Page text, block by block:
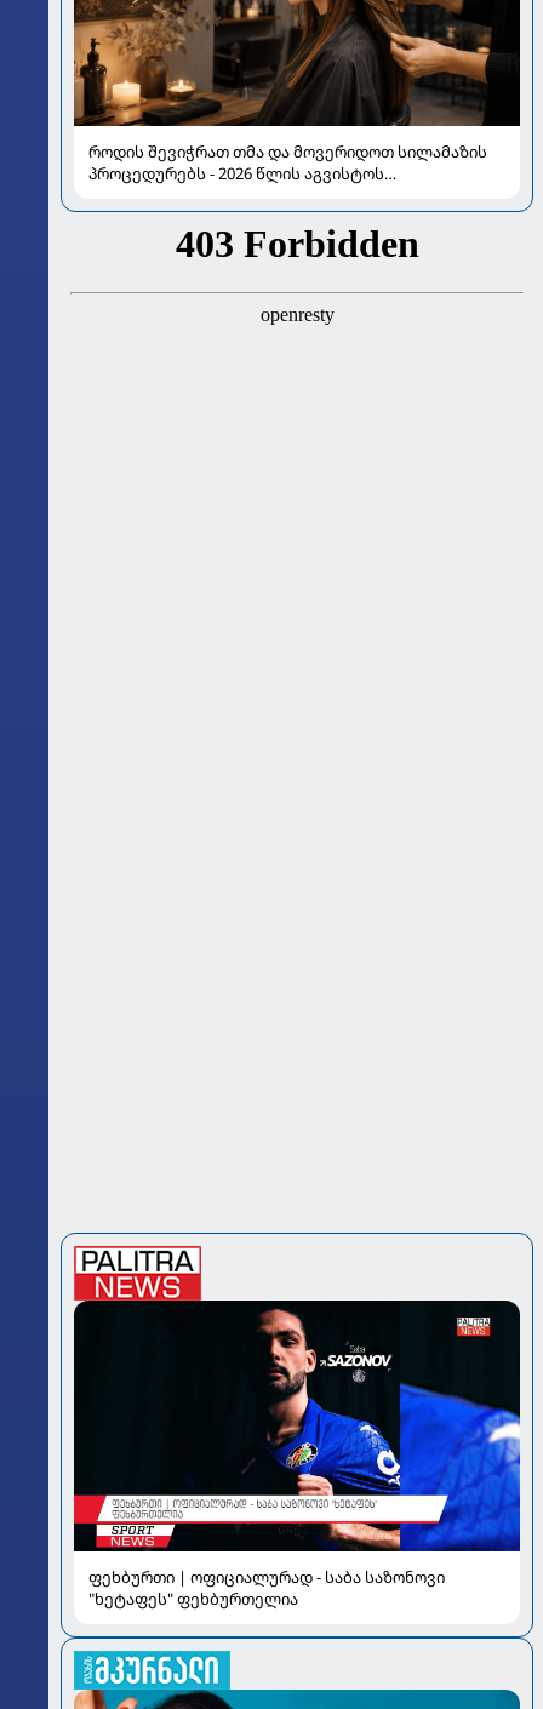
როდის შევიჭრათ თმა და მოვერიდოთ სილამაზის
პროცედურებს - 2026 წლის აგვისტოს
ფეხბურთი | ოფიციალურად - საბა საზონოვი
"ხეტაფეს" ფეხბურთელია